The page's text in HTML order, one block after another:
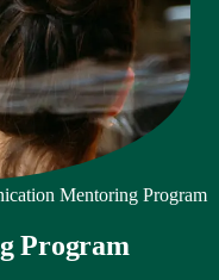
Mentoring Program
Program